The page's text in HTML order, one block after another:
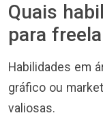
Quais
para
Habilidades em
gráfico ou
valiosas.